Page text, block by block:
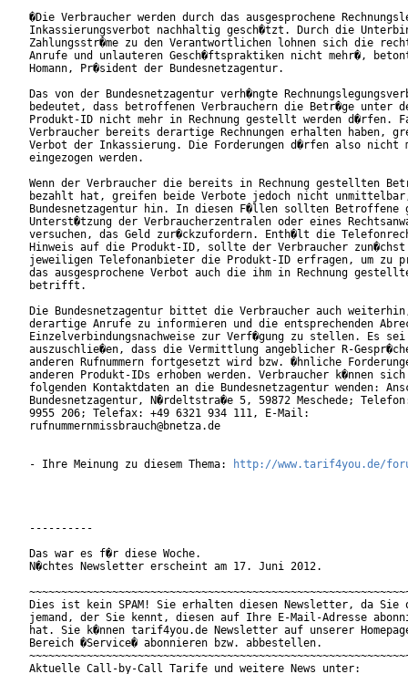
�Die Verbraucher werden durch das ausgesprochene
Inkassierungsverbot nachhaltig gesch�tzt. Durch die
Zahlungsstr�me zu den Verantwortlichen lohnen sich die
Anrufe und unlauteren Gesch�ftspraktiken nicht mehr�,
Homann, Pr�sident der Bundesnetzagentur.
Das von der Bundesnetzagentur verh�ngte
bedeutet, dass betroffenen Verbrauchern die Betr�ge unter
Produkt-ID nicht mehr in Rechnung gestellt werden d�rfen.
Verbraucher bereits derartige Rechnungen erhalten haben,
Verbot der Inkassierung. Die Forderungen d�rfen also nicht
eingezogen werden.
Wenn der Verbraucher die bereits in Rechnung gestellten
bezahlt hat, greifen beide Verbote jedoch nicht
Bundesnetzagentur hin. In diesen F�llen sollten Betroffene
Unterst�tzung der Verbraucherzentralen oder eines
versuchen, das Geld zur�ckzufordern. Enth�lt die
Hinweis auf die Produkt-ID, sollte der Verbraucher zun�chst
jeweiligen Telefonanbieter die Produkt-ID erfragen, um zu
das ausgesprochene Verbot auch die ihm in Rechnung
betrifft.
Die Bundesnetzagentur bittet die Verbraucher auch
derartige Anrufe zu informieren und die entsprechenden
Einzelverbindungsnachweise zur Verf�gung zu stellen. Es
auszuschlie�en, dass die Vermittlung angeblicher R-
anderen Rufnummern fortgesetzt wird bzw. �hnliche
anderen Produkt-IDs erhoben werden. Verbraucher k�nnen
folgenden Kontaktdaten an die Bundesnetzagentur wenden:
Bundesnetzagentur, N�rdeltstra�e 5, 59872 Meschede;
9955 206; Telefax: +49 6321 934 111, E-Mail:
rufnummernmissbrauch@bnetza.de
- Ihre Meinung zu diesem Thema: http://www.tarif4you.de/
----------
Das war es f�r diese Woche.
N�chtes Newsletter erscheint am 17. Juni 2012.
Dies ist kein SPAM! Sie erhalten diesen Newsletter, da Sie
jemand, der Sie kennt, diesen auf Ihre E-Mail-Adresse
hat. Sie k�nnen tarif4you.de Newsletter auf unserer
Bereich �Service� abonnieren bzw. abbestellen.